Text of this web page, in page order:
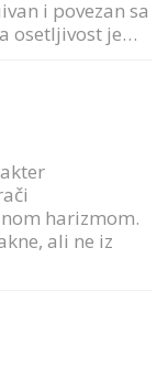
i povezan sa
osetljivost je…
harizmom.
ali ne iz